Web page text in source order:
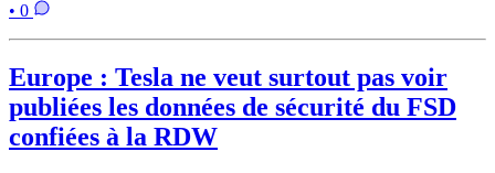
• 0
Europe : Tesla ne veut surtout pas voir
publiées les données de sécurité du FSD
confiées à la RDW